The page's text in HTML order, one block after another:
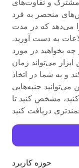
مشترک و تفاوت‌های
منحصر به فرد
می‌دهد که در مدت
به دست آورید.
چه بخواهید در مورد
می‌تواند زمان
و به شما در اتخاذ
جنبه‌هایی
مشخص کنید تا
حوزه کاربرد